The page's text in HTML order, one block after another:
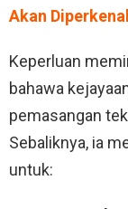
Akan
Keperluan
bahawa
pemasangan
Sebaliknya, ia
untuk: